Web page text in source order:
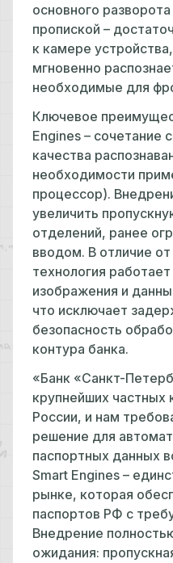
основного
пропиской –
к камере
мгновенно
необходимые для
Ключевое
Engines – сочетание
качества
необходимости
процессор).
увеличить
отделений, ранее
вводом. В отличие
технология
изображения и
что исключает
безопасность
контура банка.
«Банк «Санкт-
крупнейших частных
России, и нам
решение для
паспортных данных
Smart Engines –
рынке, которая
паспортов РФ с
Внедрение
ожидания: